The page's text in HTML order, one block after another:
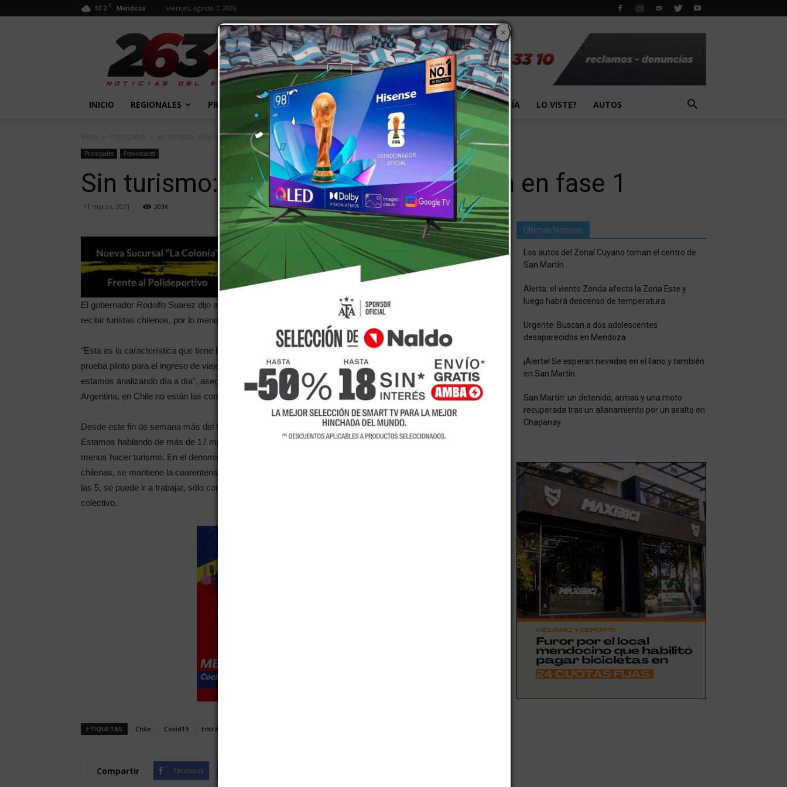
10.2 C Mendoza viernes, agosto 7, 2026
2634
Diario
INICIO REGIONALES PROVINCIALES EXTRA! MUNDO PAÍS EVENTOS TECNOLOGÍA LO VISTE? AUTOS
Sin turismo: 90% de los chilenos entra en fase 1
Principales Provinciales
Sin turismo: 90% de los chilenos entra en fase 1
11 marzo, 2021 2036
El gobernador Rodolfo Suarez dijo ayer que son muy escasas las posibilidades de que la provincia pueda
recibir turistas chilenos, por lo menos en el corto o mediano plazo.
"Esta es la característica que tiene la pandemia, es impredecible", dijo Suarez tras haber pedido de una
prueba piloto para el ingreso de viajeros trasandinos vacunados. "Esto cambia semana a semana y lo
estamos analizando día a día", aseguró. Es que a pesar de que se permitiera una prueba piloto en la
Argentina, en Chile no están las condiciones para que la población haga viajes.
Desde este fin de semana más del 90% de la población chilena estara en confinamiento absoluto.
Estamos hablando de más de 17 millones de personas que no tienen capacidad de movilizarse y muchos
menos hacer turismo. En el denominado Paso 2, en el cual se encuentra la gran mayoría de las comunas
chilenas, se mantiene la cuarentena los sábados, domingos y festivos; hay toque de queda entre las 23 y
las 5, se puede ir a trabajar, sólo con un permiso de desplazamiento colectivo o un permiso único
colectivo.
×
ETIQUETAS Chile Covid19 Entra
Compartir Facebook
Últimas Noticias
Los autos del Zonal Cuyano toman el centro de
San Martín
Alerta: el viento Zonda afecta la Zona Este y
luego habrá descenso de temperatura
Urgente: Buscan a dos adolescentes
desaparecidos en Mendoza
¡Alerta! Se esperan nevadas en el llano y también
en San Martín
San Martín: un detenido, armas y una moto
recuperada tras un allanamiento por un asalto en
Chapanay